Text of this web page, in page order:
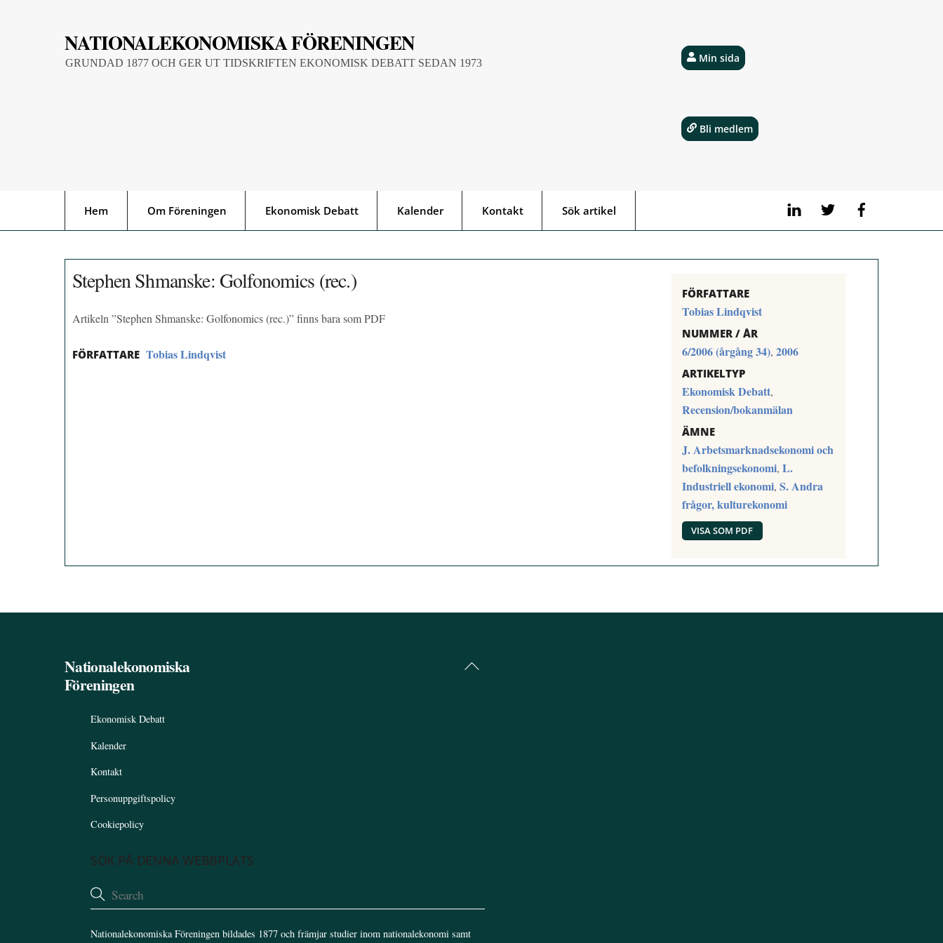
NATIONALEKONOMISKA FÖRENINGEN
GRUNDAD 1877 OCH GER UT TIDSKRIFTEN EKONOMISK DEBATT SEDAN 1973
LinkedIn Twitter
Hem Om Föreningen Ekonomisk Debatt Kalender Kontakt Sök artikel
Min sida
Bli medlem
Stephen Shmanske: Golfonomics (rec.)
Artikeln ”Stephen Shmanske: Golfonomics (rec.)” finns bara som PDF
FÖRFATTARE Tobias Lindqvist
FÖRFATTARE
Tobias Lindqvist
NUMMER / ÅR
6/2006 (årgång 34), 2006
ARTIKELTYP
Ekonomisk Debatt,
Recension/bokanmälan
ÄMNE
J. Arbetsmarknadsekonomi och
befolkningsekonomi, L.
Industriell ekonomi, S. Andra
frågor, kulturekonomi
VISA SOM PDF
Back
Nationalekonomiska
Föreningen
Ekonomisk Debatt
Kalender
Kontakt
Personuppgiftspolicy
Cookiepolicy
SÖK PÅ DENNA WEBBPLATS
Nationalekonomiska Föreningen bildades 1877 och främjar studier inom nationalekonomi samt